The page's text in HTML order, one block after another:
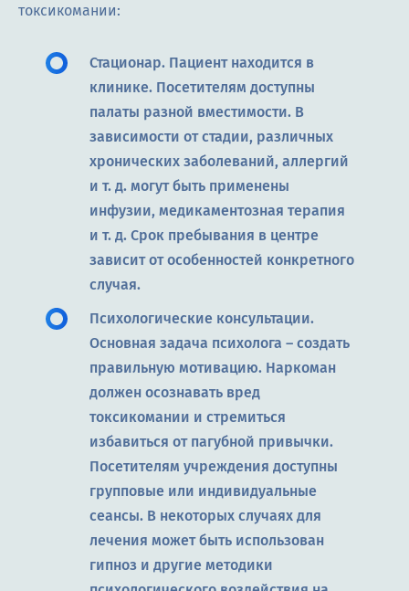
токсикомании:
Стационар. Пациент находится в
клинике. Посетителям доступны
палаты разной вместимости. В
зависимости от стадии, различных
хронических заболеваний, аллергий
и т. д. могут быть применены
инфузии, медикаментозная терапия
и т. д. Срок пребывания в центре
зависит от особенностей конкретного
случая.
Психологические консультации.
Основная задача психолога – создать
правильную мотивацию. Наркоман
должен осознавать вред
токсикомании и стремиться
избавиться от пагубной привычки.
Посетителям учреждения доступны
групповые или индивидуальные
сеансы. В некоторых случаях для
лечения может быть использован
гипноз и другие методики